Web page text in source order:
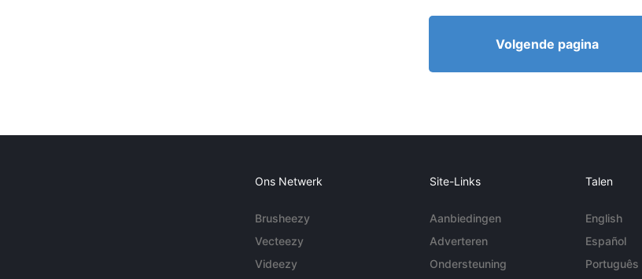
Volgende pagina
Ons Netwerk
Brusheezy
Vecteezy
Videezy
Site-Links
Aanbiedingen
Adverteren
Ondersteuning
Talen
English
Español
Português